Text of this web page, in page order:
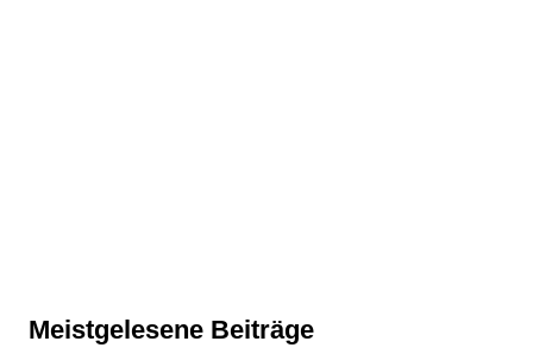
Meistgelesene Beiträge